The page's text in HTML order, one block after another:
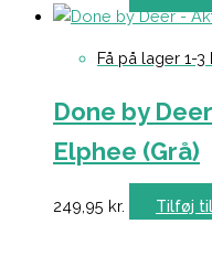
Få på lager 1-
Done by
Elphee (Grå)
249,95 kr. Tilføj